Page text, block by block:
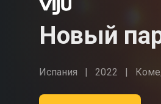
Новый
Испания 2022